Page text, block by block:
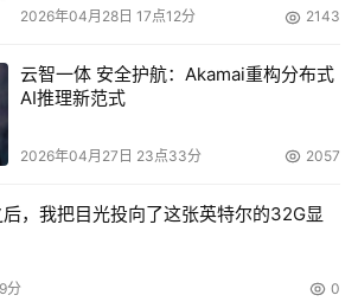
2026年04月28日 17点12分 2143
云智一体 安全护航：Akamai重构分布式
AI推理新范式
2026年04月27日 23点33分 2057
，我把目光投向了这张英特尔的32G显
分 0